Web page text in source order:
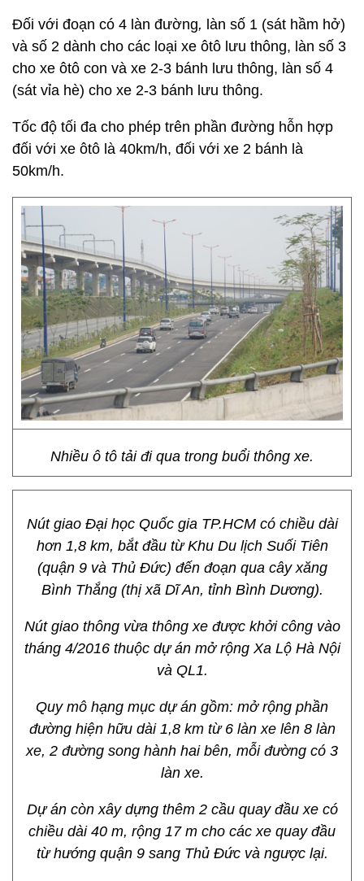
Đối với đoạn có 4 làn đường, làn số 1 (sát hầm hở)
và số 2 dành cho các loại xe ôtô lưu thông, làn số 3
cho xe ôtô con và xe 2-3 bánh lưu thông, làn số 4
(sát vỉa hè) cho xe 2-3 bánh lưu thông.
Tốc độ tối đa cho phép trên phần đường hỗn hợp
đối với xe ôtô là 40km/h, đối với xe 2 bánh là
50km/h.
Nhiều ô tô tải đi qua trong buổi thông xe.
Nút giao Đại học Quốc gia TP.HCM có chiều dài
hơn 1,8 km, bắt đầu từ Khu Du lịch Suối Tiên
(quận 9 và Thủ Đức) đến đoạn qua cây xăng
Bình Thắng (thị xã Dĩ An, tỉnh Bình Dương).
Nút giao thông vừa thông xe được khởi công vào
tháng 4/2016 thuộc dự án mở rộng Xa Lộ Hà Nội
và QL1.
Quy mô hạng mục dự án gồm: mở rộng phần
đường hiện hữu dài 1,8 km từ 6 làn xe lên 8 làn
xe, 2 đường song hành hai bên, mỗi đường có 3
làn xe.
Dự án còn xây dựng thêm 2 cầu quay đầu xe có
chiều dài 40 m, rộng 17 m cho các xe quay đầu
từ hướng quận 9 sang Thủ Đức và ngược lại.